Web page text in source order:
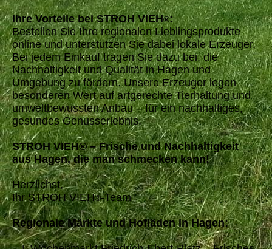
Ihre Vorteile bei STROH VIEH®:
Bestellen Sie Ihre regionalen Lieblingsprodukte
online und unterstützen Sie dabei lokale Erzeuger.
Bei jedem Einkauf tragen Sie dazu bei, die
Nachhaltigkeit und Qualität in Hagen und
Umgebung zu fördern. Unsere Erzeuger legen
besonderen Wert auf artgerechte Tierhaltung und
umweltbewussten Anbau – für ein nachhaltiges,
gesundes Genusserlebnis.
STROH VIEH® – Frische und Nachhaltigkeit
aus Hagen, die man schmecken kann!
Herzlichst,
Ihr STROH VIEH®-Team
Regionale Märkte und Hofläden in Hagen: